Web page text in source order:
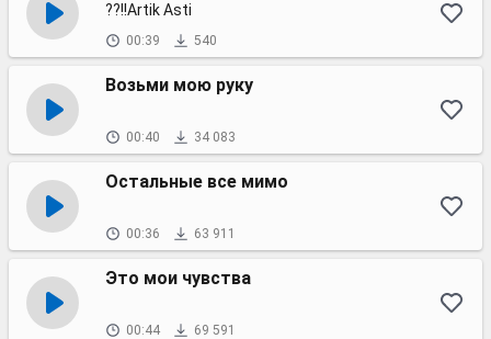
??!!Аrtik Asti
00:39 540
Возьми мою руку
00:40 34 083
Остальные все мимо
00:36 63 911
Это мои чувства
00:44 69 591